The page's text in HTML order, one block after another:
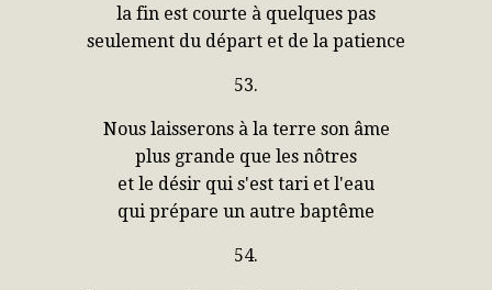
la fin est courte à quelques pas
seulement du départ et de la patience
53.
Nous laisserons à la terre son âme
plus grande que les nôtres
et le désir qui s'est tari et l'eau
qui prépare un autre baptême
54.